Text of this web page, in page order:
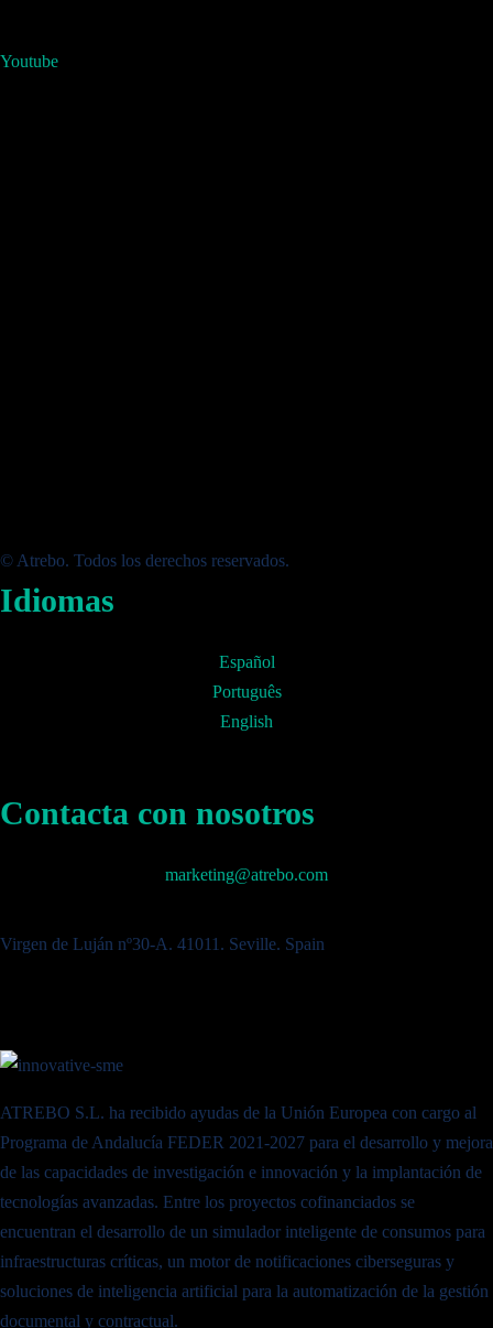
Youtube
© Atrebo. Todos los derechos reservados.
Idiomas
Español
Português
English
Contacta con nosotros
marketing@atrebo.com
Virgen de Luján nº30-A. 41011. Seville. Spain
ATREBO S.L. ha recibido ayudas de la Unión Europea con cargo al
Programa de Andalucía FEDER 2021-2027 para el desarrollo y mejora
de las capacidades de investigación e innovación y la implantación de
tecnologías avanzadas. Entre los proyectos cofinanciados se
encuentran el desarrollo de un simulador inteligente de consumos para
infraestructuras críticas, un motor de notificaciones ciberseguras y
soluciones de inteligencia artificial para la automatización de la gestión
documental y contractual.